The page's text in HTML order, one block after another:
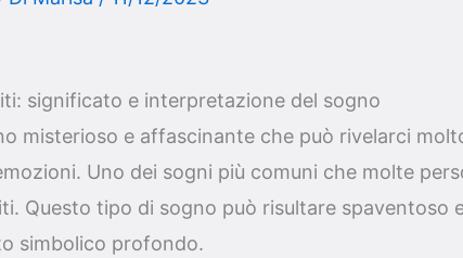
significato e interpretazione del sogno
misterioso e affascinante che può rivelarci
Uno dei sogni più comuni che molte
Questo tipo di sogno può risultare spaventoso
simbolico profondo.